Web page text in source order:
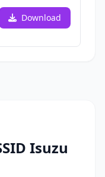
Download
Isuzu